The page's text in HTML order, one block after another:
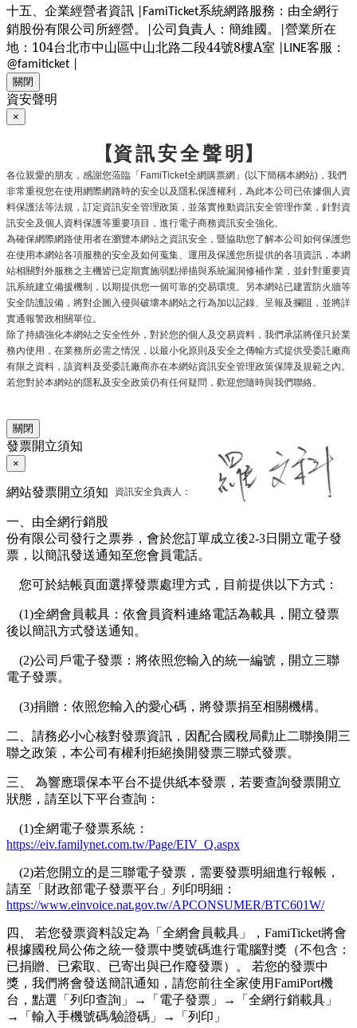
十五、企業經營者資訊 |FamiTicket系統網路服務：由全網行
銷股份有限公司所經營。
公司負責人：簡維國。
營業所在
地：104台北市中山區中山北路二段44號8樓A室 |LINE客服：
@famiticket |
關閉
資安聲明
×
【資訊安全聲明】
各位親愛的朋友，感謝您蒞臨「FamiTicket全網購票網」 (以下簡稱本網站) ，我們
非常重視您在使用網際網路時的安全以及隱私保護權利，為此本公司已依據個人資
料保護法等法規，訂定資訊安全管理政策，並落實推動資訊安全管理作業，針對資
訊安全及個人資料保護等重要項目，進行電子商務資訊安全強化。
為確保網際網路使用者在瀏覽本網站之資訊安全，暨協助您了解本公司如何保護您
在使用本網站各項服務的安全及如何蒐集、運用及保護您所提供的各項資訊，本網
站相關對外服務之主機皆已定期實施弱點掃描與系統漏洞修補作業，並針對重要資
訊系統建立備援機制，以期提供您一個可靠的交易環境。另本網站已建置防火牆等
安全防護設備，將對企圖入侵與破壞本網站之行為加以記錄、呈報及攔阻，並將詳
實通報警政相關單位。
除了持續強化本網站之安全性外，對於您的個人及交易資料，我們承諾將僅只於業
務內使用，在業務所必需之情況，以最小化原則及安全之傳輸方式提供受委託廠商
有限之資料，該資料及受委託廠商亦在本網站資訊安全管理政策保障及規範之內。
若您對於本網站的隱私及安全政策仍有任何疑問，歡迎您隨時與我們聯絡。
資訊安全負責人：
關閉
發票開立須知
×
網站發票開立須知
一、由全網行銷股
份有限公司發行之票券，會於您訂單成立後2-3日開立電子發
票，以簡訊發送通知至您會員電話。
您可於結帳頁面選擇發票處理方式，目前提供以下方式：
(1)全網會員載具：依會員資料連絡電話為載具，開立發票
後以簡訊方式發送通知。
(2)公司戶電子發票：將依照您輸入的統一編號，開立三聯
電子發票。
(3)捐贈：依照您輸入的愛心碼，將發票捐至相關機構。
二、請務必小心核對發票資訊，因配合國稅局勸止二聯換開三
聯之政策，本公司有權利拒絕換開發票三聯式發票。
三、 為響應環保本平台不提供紙本發票，若要查詢發票開立
狀態，請至以下平台查詢：
(1)全網電子發票系統：
https://eiv.familynet.com.tw/Page/EIV_Q.aspx
(2)若您開立的是三聯電子發票，需要發票明細進行報帳，
請至「財政部電子發票平台」列印明細：
https://www.einvoice.nat.gov.tw/APCONSUMER/BTC601W/
四、 若您發票資料設定為「全網會員載具」，FamiTicket將會
根據國稅局公佈之統一發票中獎號碼進行電腦對獎（不包含：
已捐贈、已索取、已寄出與已作廢發票）。 若您的發票中
獎，我們將會發送簡訊通知，請您前往全家使用FamiPort機
台，點選「列印查詢」→「電子發票」→「全網行銷載具」
→「輸入手機號碼/驗證碼」→「列印」